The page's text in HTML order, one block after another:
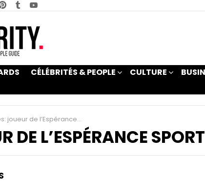
CÉLÉBRITÉS & PEOPLE CULTURE
de l’Espérance sportive de Tunis
DE L’ESPÉRANCE